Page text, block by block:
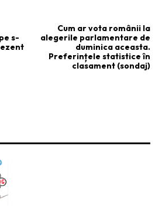
s-
Cum ar vota românii la
alegerile parlamentare de
duminica aceasta.
Preferințele statistice în
clasament (sondaj)